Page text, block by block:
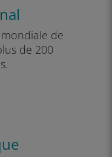
de
de 200